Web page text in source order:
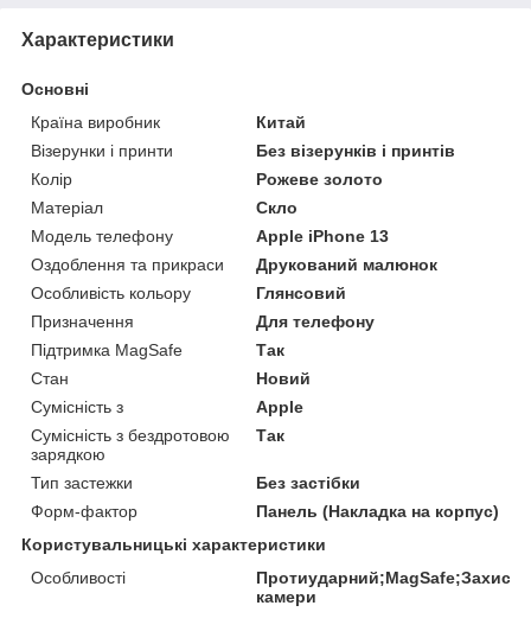
Характеристики
Основні
Країна виробник
Китай
Візерунки і принти
Без візерунків і принтів
Колір
Рожеве золото
Матеріал
Скло
Модель телефону
Apple iPhone 13
Оздоблення та прикраси
Друкований малюнок
Особливість кольору
Глянсовий
Призначення
Для телефону
Підтримка MagSafe
Так
Стан
Новий
Сумісність з
Apple
Сумісність з бездротовою
зарядкою
Так
Тип застежки
Без застібки
Форм-фактор
Панель (Накладка на корпус)
Користувальницькі характеристики
Особливості
Протиударний;MagSafe;Захист
камери